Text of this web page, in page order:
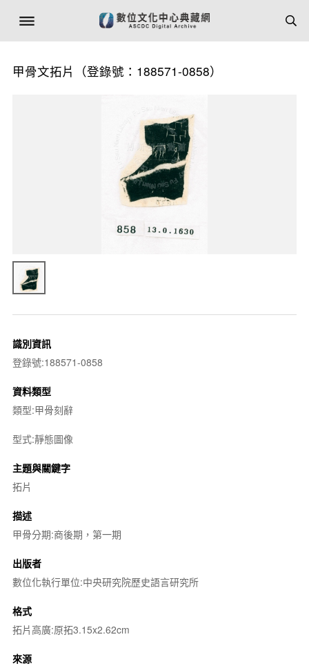
甲骨文拓片（登錄號：188571-0858）
識別資訊
登錄號:188571-0858
資料類型
類型:甲骨刻辭
型式:靜態圖像
主題與關鍵字
拓片
描述
甲骨分期:商後期，第一期
出版者
數位化執行單位:中央研究院歷史語言研究所
格式
拓片高廣:原拓3.15x2.62cm
來源